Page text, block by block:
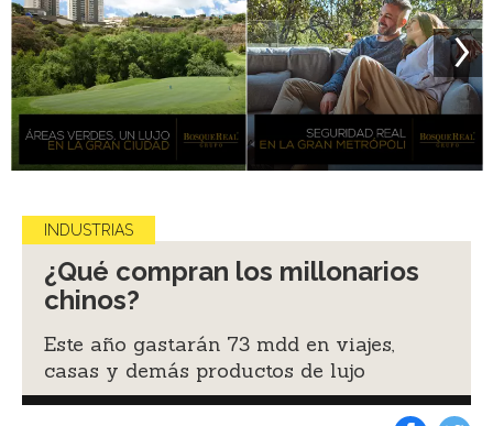
INDUSTRIAS
¿Qué compran los millonarios
chinos?
Este año gastarán 73 mdd en viajes,
casas y demás productos de lujo